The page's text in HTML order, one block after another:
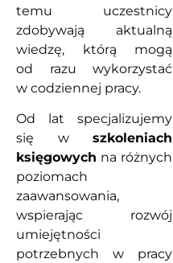
temu uczestnicy
zdobywają aktualną
wiedzę, którą mogą
od razu wykorzystać
w codziennej pracy.
Od lat specjalizujemy
się w szkoleniach
księgowych na różnych
poziomach
zaawansowania,
wspierając rozwój
umiejętności
potrzebnych w pracy